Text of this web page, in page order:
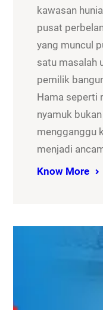
kawasan
pusat
yang muncul
satu masalah
pemilik
Hama seperti
nyamuk
mengganggu
menjadi
Know More